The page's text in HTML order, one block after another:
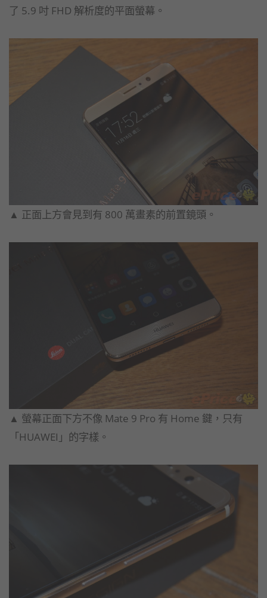
了 5.9 吋 FHD 解析度的平面螢幕。
▲ 正面上方會見到有 800 萬畫素的前置鏡頭。
▲ 螢幕正面下方不像 Mate 9 Pro 有 Home 鍵，只有
「HUAWEI」的字樣。